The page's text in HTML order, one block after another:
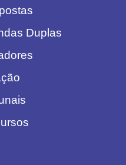
Duplas